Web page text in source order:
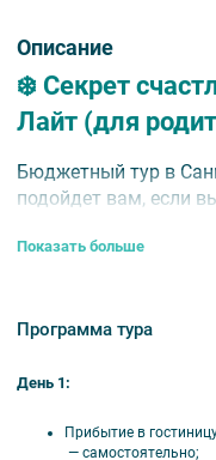
Описание
❄️ Секрет
Лайт (для
Бюджетный тур в
подойдет вам, если
экскурсионный тур
📅Тур проводится:
⏰
Показать больше
Программа тура
День 1:
Прибытие в
— самостоятельно;